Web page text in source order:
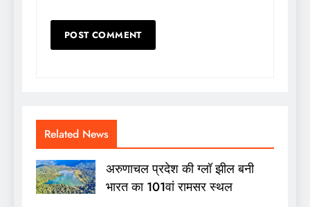
Related News
अरुणाचल प्रदेश की ग्लॉ झील बनी
भारत का 101वां रामसर स्थल